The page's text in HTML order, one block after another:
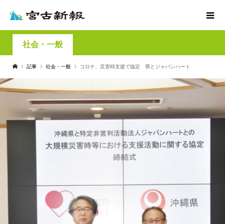
社会・一般
記事 社会・一般 コロナ、災害時支援で協定 県とジャパンハート